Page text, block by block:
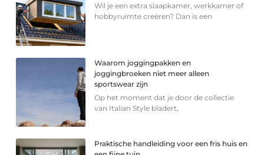
Wil je een extra slaapkamer, werkkamer of
hobbyruimte creëren? Dan is een
Waarom joggingpakken en
joggingbroeken niet meer alleen
sportswear zijn
Op het moment dat je door de collectie
van Italian Style bladert,
Praktische handleiding voor een fris huis en